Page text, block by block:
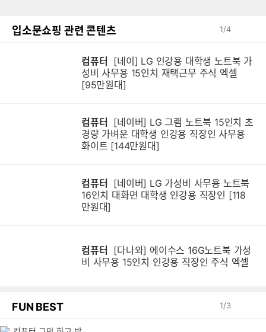
입소문쇼핑 관련 콘텐츠 1/4
컴퓨터
성비 사무용 15인치 재택근무 주식 엑셀
[95만원대]
컴퓨터
경량 가벼운 대학생 인강용 직장인 사무용
화이트 [144만원대]
컴퓨터
16인치 대화면 대학생 인강용 직장인 [118
만원대]
컴퓨터
비 사무용 15인치 인강용 직장인 주식 엑셀
FUN BEST 1/3